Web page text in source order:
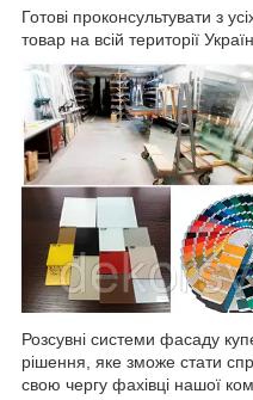
Готові проконсультувати з
товар на всій території
Розсувні системи фасаду
рішення, яке зможе стати
свою чергу фахівці нашої